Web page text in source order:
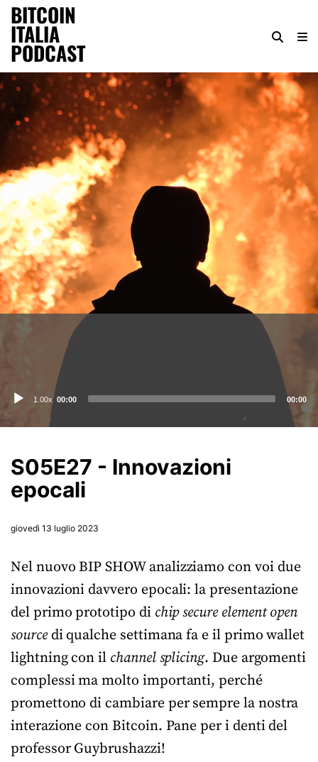
BITCOIN
ITALIA
PODCAST
Audio
Player
1.00x 00:00 00:00
S05E27 - Innovazioni
epocali
giovedì 13 luglio 2023
Nel nuovo BIP SHOW analizziamo con voi due
innovazioni davvero epocali: la presentazione
del primo prototipo di chip secure element open
sourcedi qualche settimana fa e il primo wallet
lightning con il channel splicing. Due argomenti
complessi ma molto importanti, perché
promettono di cambiare per sempre la nostra
interazione con Bitcoin. Pane per i denti del
professor Guybrushazzi!